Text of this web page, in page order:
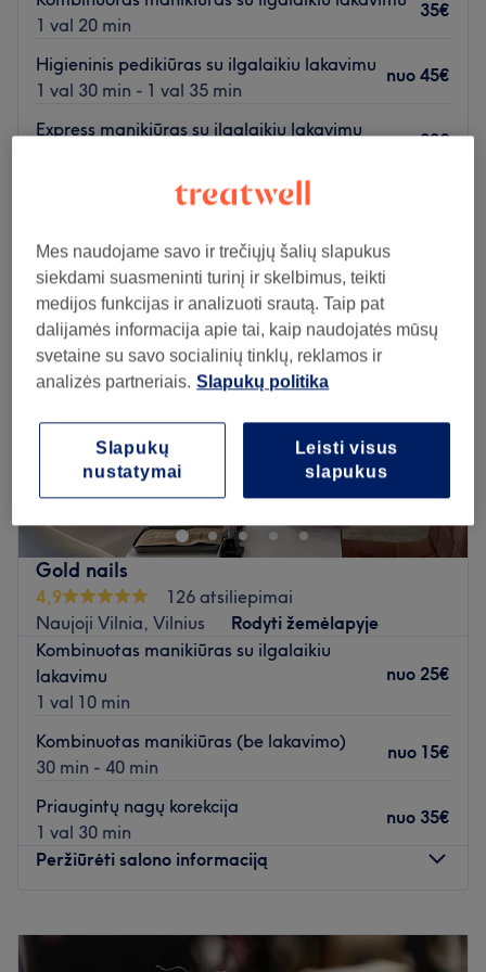
1 val 20 min
35€
Higieninis pedikiūras su ilgalaikiu lakavimu
1 val 30 min - 1 val 35 min
nuo 45€
Express manikiūras su ilgalaikiu lakavimu
30€
Peržiūrėti salono informaciją
Pirmadienis
Uždaryta
Antradienis
10:00–19:00
Trečiadienis
10:00 –19:00
Ketvirtadienis
10:00–19:00
Penktadienis
10:00 –19:00
Šeštadienis
10:00
Sekmadienis
Atidaryti salono profilį
Gold nails
4,9
126 atsiliepimai
Naujoji Vilnia, Vilnius
Rodyti žemėlapyje
Kombinuotas manikiūras su ilgalaikiu
lakavimu
1 val 10 min
nuo 25€
Kombinuotas manikiūras (be lakavimo)
30 min - 40 min
nuo 15€
Priaugintų nagų korekcija
1 val 30 min
nuo 35€
Peržiūrėti salono informaciją
09:00–20:00
Mes naudojame savo ir trečiųjų šalių slapukus
siekdami suasmeninti turinį ir skelbimus, teikti
medijos funkcijas ir analizuoti srautą. Taip pat
dalijamės informacija apie tai, kaip naudojatės mūsų
svetaine su savo socialinių tinklų, reklamos ir
analizės partneriais. Slapukų politika
Leisti visus
slapukus
Slapukų
nustatymai